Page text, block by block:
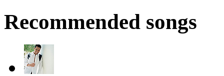
Recommended songs